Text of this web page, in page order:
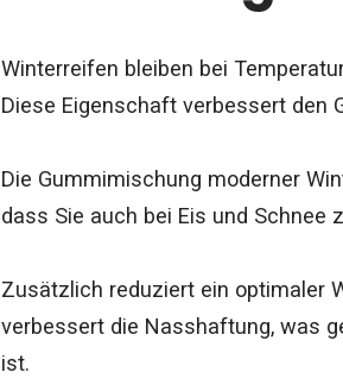
Winterreifen bleiben bei
Diese Eigenschaft verbessert den
Die Gummimischung moderner
dass Sie auch bei Eis und Schnee
Zusätzlich reduziert ein optimaler
verbessert die Nasshaftung, was
ist.